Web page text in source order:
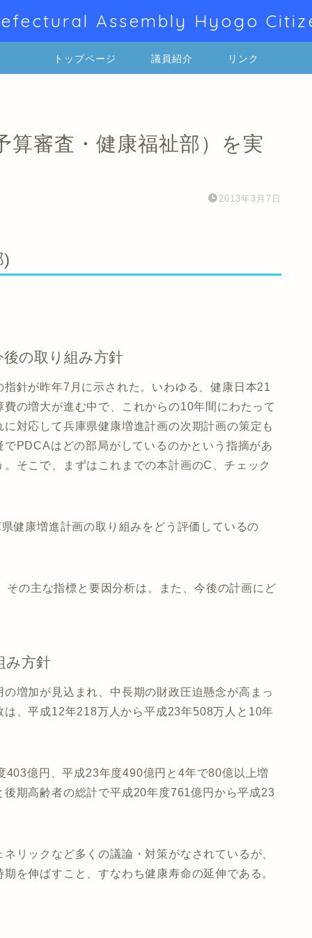
Assembly Hyogo
トップページ 議員紹介 リンク
算審査・健康福祉部）を実
2013年3月7日
)
の取り組み方針
針が昨年7月に示された。いわゆる、健康日本21
の増大が進む中で、これからの10年間にわたって
対応して兵庫県健康増進計画の次期計画の策定も
PDCAはどの部局がしているのかという指摘があ
そこで、まずはこれまでの本計画のC、チェック
健康増進計画の取り組みをどう評価しているの
の主な指標と要因分析は。また、今後の計画にど
み方針
増加が見込まれ、中長期の財政圧迫懸念が高まっ
、平成12年218万人から平成23年508万人と10年
億円、平成23年度490億円と4年で80億以上増
期高齢者の総計で平成20年度761億円から平成23
リックなど多くの議論・対策がなされているが、
を伸ばすこと、すなわち健康寿命の延伸である。